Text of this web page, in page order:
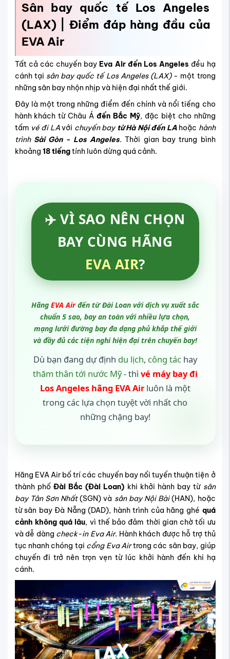
Sân bay quốc tế Los Angeles
(LAX) | Điểm đáp hàng đầu của
EVA Air
Tất cả các chuyến bay Eva Air đến Los Angeles đều hạ
cánh tại sân bay quốc tế Los Angeles (LAX)- một trong
những sân bay nhộn nhịp và hiện đại nhất thế giới.
Đây là một trong những điểm đến chính và nổi tiếng cho
hành khách từ Châu Áđến Bắc Mỹ, đặc biệt cho những
tấm vé đi LAvới chuyến bay từ Hà Nội đến LAhoặc hành
trình Sài Gòn - Los Angeles. Thời gian bay trung bình
khoảng 18 tiếngtính luôn dừng quá cảnh.
✈️ VÌ SAO NÊN CHỌN
BAY CÙNG HÃNG
EVA AIR?
Hãng EVA Airđến từ Đài Loan với dịch vụ xuất sắc
chuẩn 5 sao, bay an toàn với nhiều lựa chọn,
mạng lưới đường bay đa dạng phủ khắp thế giới
và đầy đủ các tiện nghi hiện đại trên chuyến bay!
Dù bạn đang dự định du lịch, công táchay
thăm thân tới nước Mỹ- thì vé máy bay đi
Los Angeles hãng EVA Airluôn là một
trong các lựa chọn tuyệt vời nhất cho
những chặng bay!
Hãng EVA Air bố trí các chuyến bay nối tuyến thuận tiện ở
thành phốĐài Bắc (Đài Loan) khi khởi hành bay từ sân
bay Tân Sơn Nhất(SGN) và sân bay Nội Bài(HAN), hoặc
từ sân bay Đà Nẵng (DAD), hành trình của hãng ghé quá
cảnh không quá lâu, vì thế bảo đảm thời gian chờ tối ưu
và dễ dàng check-in Eva Air. Hành khách được hỗ trợ thủ
tục nhanh chóng tại cổng Eva Airtrong các sân bay, giúp
chuyến đi trở nên trọn vẹn từ lúc khởi hành đến khi hạ
cánh.